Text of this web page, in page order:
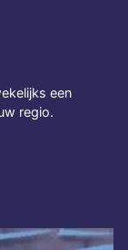
een
regio.